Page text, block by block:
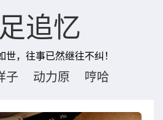
追忆
世，往事已然继往不纠！
子 动力原 哼哈